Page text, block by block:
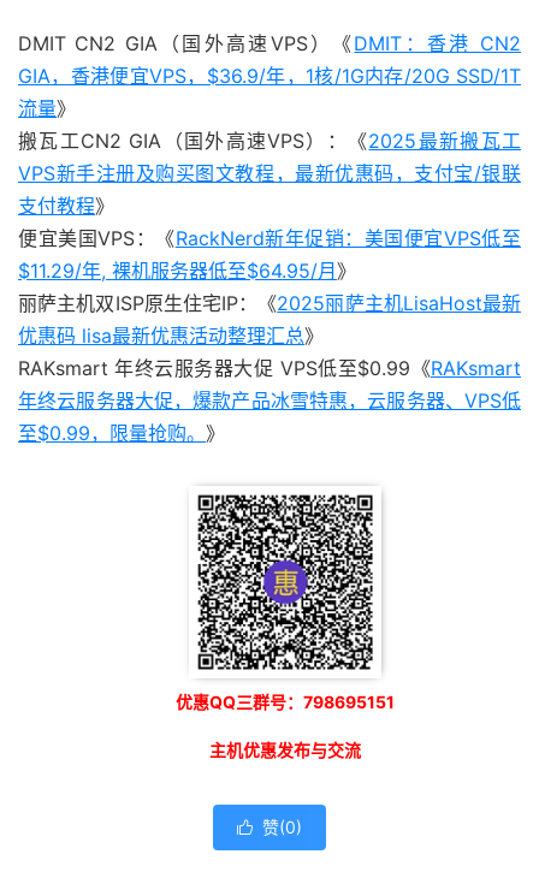
DMIT CN2 GIA（国外高速VPS）《DMIT：香港 CN2
GIA，香港便宜VPS，$36.9/年，1核/1G内存/20G SSD/1T
流量》
搬瓦工CN2 GIA（国外高速VPS）：《2025最新搬瓦工
VPS新手注册及购买图文教程，最新优惠码，支付宝/银联
支付教程》
便宜美国VPS：《RackNerd新年促销：美国便宜VPS低至
$11.29/年, 裸机服务器低至$64.95/月》
丽萨主机双ISP原生住宅IP：《2025丽萨主机LisaHost最新
优惠码 lisa最新优惠活动整理汇总》
RAKsmart 年终云服务器大促 VPS低至$0.99《RAKsmart
年终云服务器大促，爆款产品冰雪特惠，云服务器、VPS低
至$0.99，限量抢购。 》
优惠QQ三群号：798695151
主机优惠发布与交流
 赞(0)